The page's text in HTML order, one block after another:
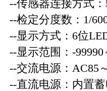
--传感器连接方式
--检定分度数：1/
--显示方式：6位
--显示范围：-99990
--交流电源：AC85
--直流电源：内置